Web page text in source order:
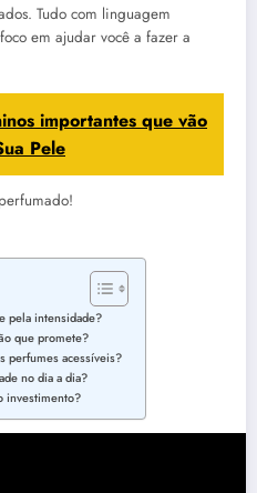
Tudo com linguagem
em ajudar você a fazer a
importantes que vão
Pele
pela intensidade?
que promete?
perfumes acessíveis?
no dia a dia?
investimento?